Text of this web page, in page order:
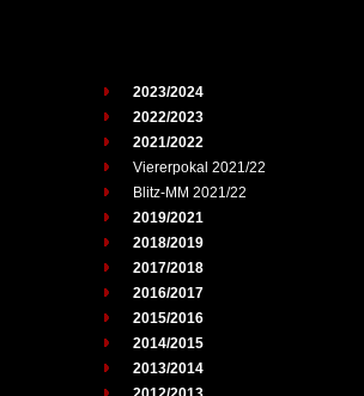
2023/2024
2022/2023
2021/2022
Viererpokal 2021/22
Blitz-MM 2021/22
2019/2021
2018/2019
2017/2018
2016/2017
2015/2016
2014/2015
2013/2014